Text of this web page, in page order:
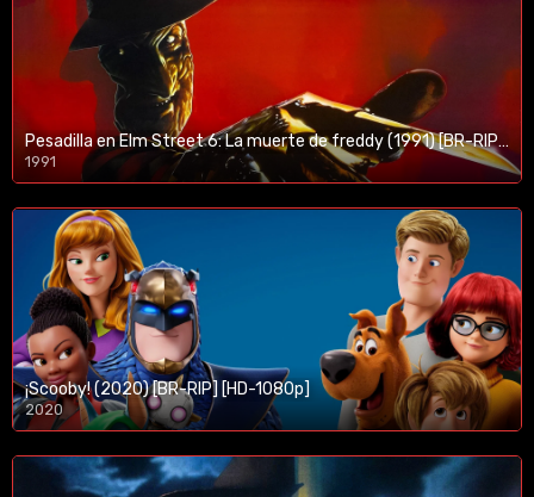
Pesadilla en Elm Street 6: La muerte de freddy (1991) [BR-RIP] [HD-1080p]
1991
¡Scooby! (2020) [BR-RIP] [HD-1080p]
2020
1080p/720p